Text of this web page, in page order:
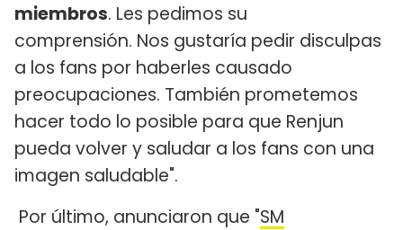
miembros. Les pedimos su
comprensión. Nos gustaría pedir disculpas
a los fans por haberles causado
preocupaciones. También prometemos
hacer todo lo posible para que Renjun
pueda volver y saludar a los fans con una
imagen saludable".
Por último, anunciaron que "SM